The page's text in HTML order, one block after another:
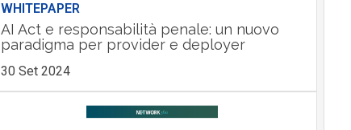
WHITEPAPER
AI Act e responsabilità penale: un nuovo
paradigma per provider e deployer
30 Set 2024